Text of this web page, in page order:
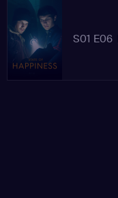
S01 E06